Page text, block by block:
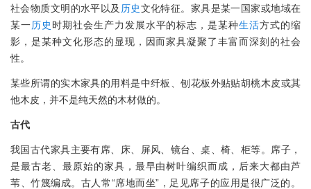
社会物质文明的水平以及 历史文化特征。家具是某一国家或地域在
某一历史 时期社会生产力发展水平的标志，是某种生活方式的缩
影，是某种文化形态的显现，因而家具凝聚了丰富而深刻的社会
性。
某些所谓的实木家具的用料是中纤板、刨花板外贴贴胡桃木皮或其
他木皮，并不是纯天然的木材做的。
古代
我国古代家具主要有席、床、屏风、镜台、桌、椅、柜等。席子，
是最古老、最原始的家具，最早由树叶编织而成，后来大都由芦
苇、竹篾编成。古人常“席地而坐”，足见席子的应用是很广泛的。